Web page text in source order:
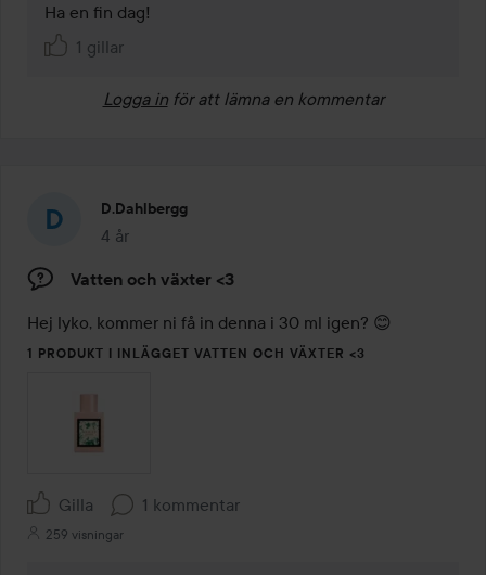
Ha en fin dag!
1 gillar
Logga in för att lämna en kommentar
D.dahlbergg
4 år
Inlägget skapades 4 år
Vatten och växter <3
Hej lyko, kommer ni få in denna i 30 ml igen? 😊
1 PRODUKT I INLÄGGET VATTEN OCH VÄXTER <3
Gilla 1 kommentar
259 visningar